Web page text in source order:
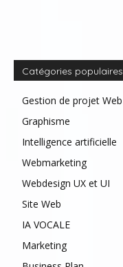
Catégories populaires
Gestion de projet Web
Graphisme
Intelligence artificielle
Webmarketing
Webdesign UX et UI
Site Web
IA VOCALE
Marketing